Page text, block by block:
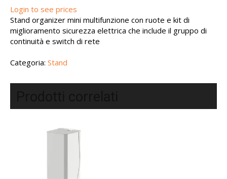
Login to see prices
Stand organizer mini multifunzione con ruote e kit di
miglioramento sicurezza elettrica che include il gruppo di
continuità e switch di rete
Categoria: Stand